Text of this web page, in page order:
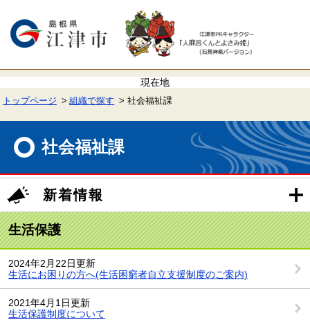
で
ば
本トップページ 組織で探す 社会福祉課
社会福祉課
新着情報
生活保護
2024年2月22日更新
生活にお困りの方へ(生活困窮者自立支援制度のご案内)
2021年4月1日更新
生活保護制度について